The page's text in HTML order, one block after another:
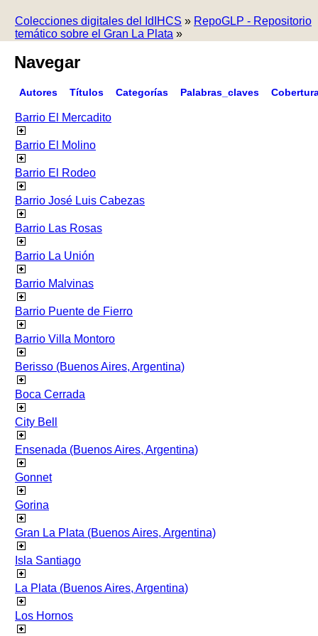
Colecciones digitales del IdIHCS » RepoGLP - Repositorio
temático sobre el Gran La Plata »
Navegar
Autores Títulos Categorías Palabras_claves
Barrio El Mercadito
Barrio El Molino
Barrio El Rodeo
Barrio José Luis Cabezas
Barrio Las Rosas
Barrio La Unión
Barrio Malvinas
Barrio Puente de Fierro
Barrio Villa Montoro
Berisso (Buenos Aires, Argentina)
Boca Cerrada
City Bell
Ensenada (Buenos Aires, Argentina)
Gonnet
Gorina
Gran La Plata (Buenos Aires, Argentina)
Isla Santiago
La Plata (Buenos Aires, Argentina)
Los Hornos